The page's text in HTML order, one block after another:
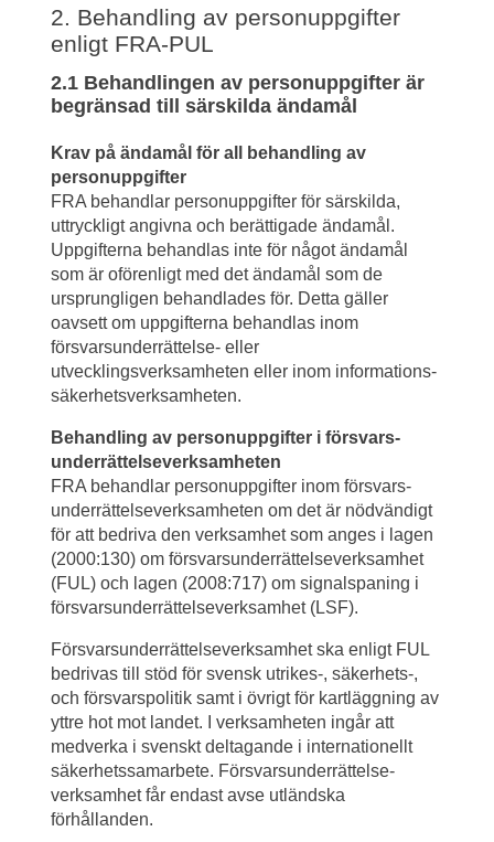
2. Behandling av personuppgifter
enligt FRA-PUL
2.1 Behandlingen av personuppgifter är
begränsad till särskilda ändamål
Krav på ändamål för all behandling av
personuppgifter
FRA behandlar personuppgifter för särskilda,
uttryckligt angivna och berättigade ändamål.
Uppgifterna behandlas inte för något ändamål
som är oförenligt med det ändamål som de
ursprungligen behandlades för. Detta gäller
oavsett om uppgifterna behandlas inom
försvarsunderrättelse- eller
utvecklingsverksamheten eller inom informations­
säkerhets­verksamheten.
Behandling av personuppgifter i försvars­
underrättelse­verksamheten
FRA behandlar personuppgifter inom försvars­
underrättelse­verksamheten om det är nödvändigt
för att bedriva den verksamhet som anges i lagen
(2000:130) om försvars­underrättelse­verksamhet
(FUL) och lagen (2008:717) om signalspaning i
försvars­underrättelse­verksamhet (LSF).
Försvars­underrättelse­verksamhet ska enligt FUL
bedrivas till stöd för svensk utrikes-, säkerhets-,
och försvarspolitik samt i övrigt för kartläggning av
yttre hot mot landet. I verksamheten ingår att
medverka i svenskt deltagande i internationellt
säkerhetssamarbete. Försvars­underrättelse­
verksamhet får endast avse utländska
förhållanden.